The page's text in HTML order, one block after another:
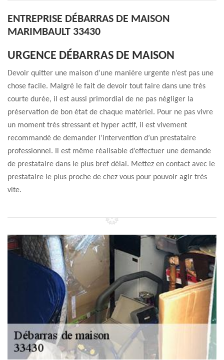
ENTREPRISE DÉBARRAS DE MAISON
MARIMBAULT 33430
URGENCE DÉBARRAS DE MAISON
Devoir quitter une maison d’une manière urgente n’est pas une
chose facile. Malgré le fait de devoir tout faire dans une très
courte durée, il est aussi primordial de ne pas négliger la
préservation de bon état de chaque matériel. Pour ne pas vivre
un moment très stressant et hyper actif, il est vivement
recommandé de demander l’intervention d’un prestataire
professionnel. Il est même réalisable d’effectuer une demande
de prestataire dans le plus bref délai. Mettez en contact avec le
prestataire le plus proche de chez vous pour pouvoir agir très
vite.